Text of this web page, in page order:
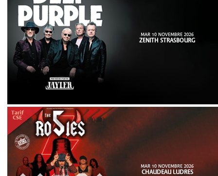
MAR 10 NOVEMBRE 2026
ZENITH STRASBOURG
MAR 10 NOVEMBRE 2026
CHAUDEAU LUDRES